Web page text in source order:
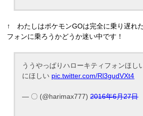
↑ わたしはポケモンGOは完全に乗り遅れ
フォンに乗ろうかどうか迷い中です！
ううやっぱりハローキティフォンほし
にほしい pic.twitter.com/Rl3gudVXt4
— 〇 (@harimax777)2016年6月27日